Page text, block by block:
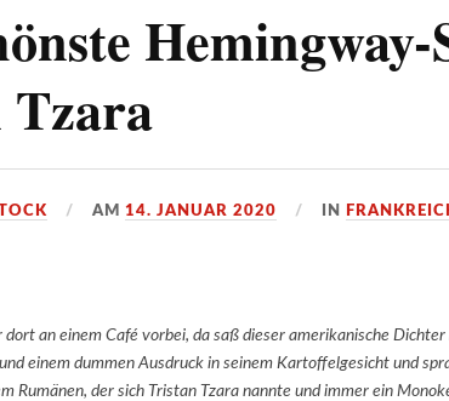
Hemingway-
AM14. JANUAR 2020 IN
dort an einem Café vorbei, da saß dieser amerikanische
einem dummen Ausdruck in seinem Kartoffelgesicht und
Rumänen, der sich Tristan Tzara nannte und immer ein